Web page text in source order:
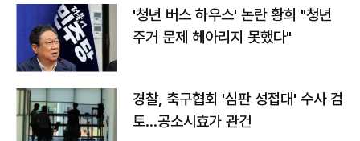
'청년 버스 하우스' 논란 황희 "청년
주거 문제 헤아리지 못했다"
경찰, 축구협회 '심판 성접대' 수사 검
토…공소시효가 관건